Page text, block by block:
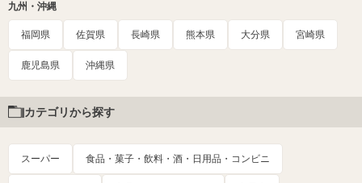
九州・沖縄
福岡県 佐賀県 長崎県 熊本県 大分県 宮崎県
鹿児島県 沖縄県
カテゴリから探す
スーパー 食品・菓子・飲料・酒・日用品・コンビニ